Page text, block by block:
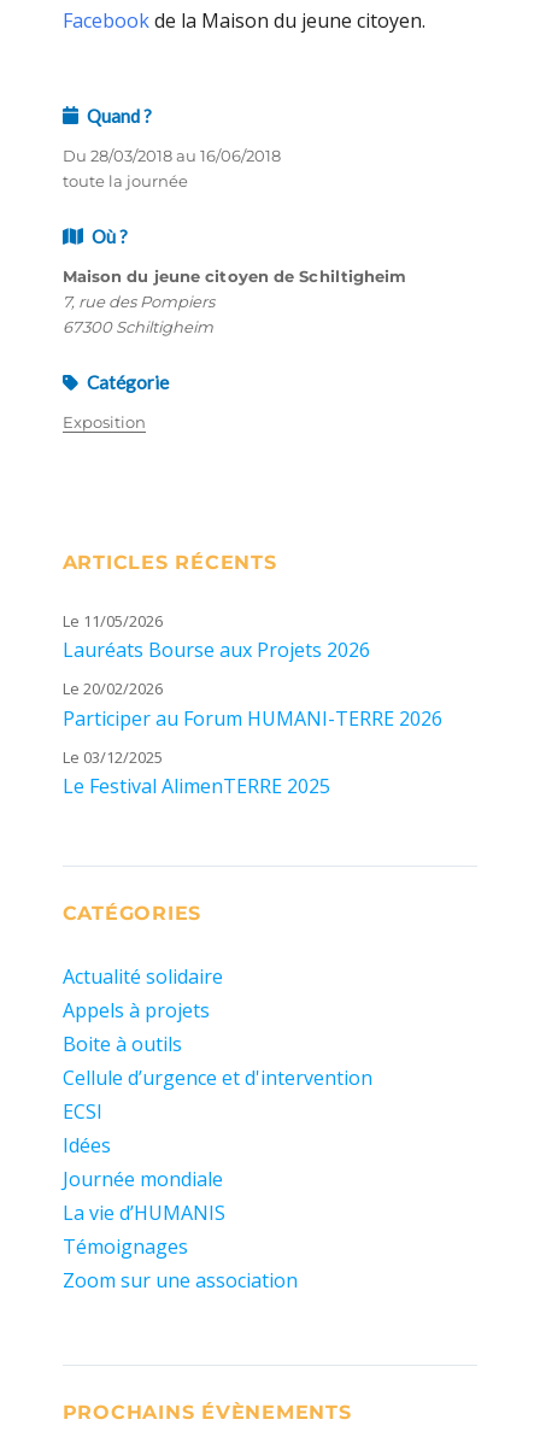
Facebookde la Maison du jeune citoyen.
Quand ?
Du 28/03/2018 au 16/06/2018
toute la journée
Où ?
Maison du jeune citoyen de Schiltigheim
7, rue des Pompiers
67300 Schiltigheim
Catégorie
Exposition
ARTICLES RÉCENTS
Le 11/05/2026
Lauréats Bourse aux Projets 2026
Le 20/02/2026
Participer au Forum HUMANI-TERRE 2026
Le 03/12/2025
Le Festival AlimenTERRE 2025
CATÉGORIES
Actualité solidaire
Appels à projets
Boite à outils
Cellule d’urgence et d'intervention
ECSI
Idées
Journée mondiale
La vie d’HUMANIS
Témoignages
Zoom sur une association
PROCHAINS ÉVÈNEMENTS